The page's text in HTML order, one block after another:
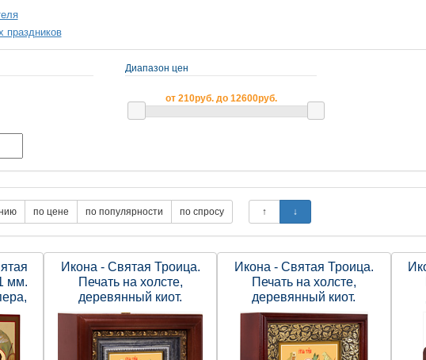
праздников
Диапазон цен
от 210руб. до 12600руб.
мм.
Икона - Святая Троица.
Печать на холсте,
деревянный киот.
180х165х60 мм.
Икона - Святая Троица.
Печать на холсте,
деревянный киот.
240х210х60 мм.